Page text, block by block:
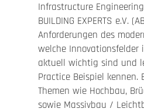
Infrastructure
BUILDING EXPERTS e.V.
Anforderungen des
welche Innovationsfelder
aktuell wichtig sind und
Practice Beispiel kennen.
Themen wie Hochbau,
sowie Massivbau /